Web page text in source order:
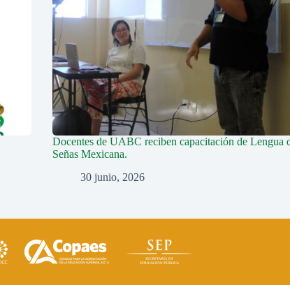
Docentes de UABC reciben capacitación de Lengua
Señas Mexicana.
30 junio, 2026